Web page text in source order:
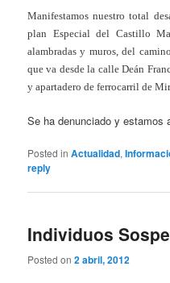
Manifestamos nuestro total
plan Especial del Castillo
alambradas y muros, del
que va desde la calle Deán
y apartadero de ferrocarril de
Se ha denunciado y estamos
Posted in Actualidad,
reply
Individuos
Posted on2 abril, 2012